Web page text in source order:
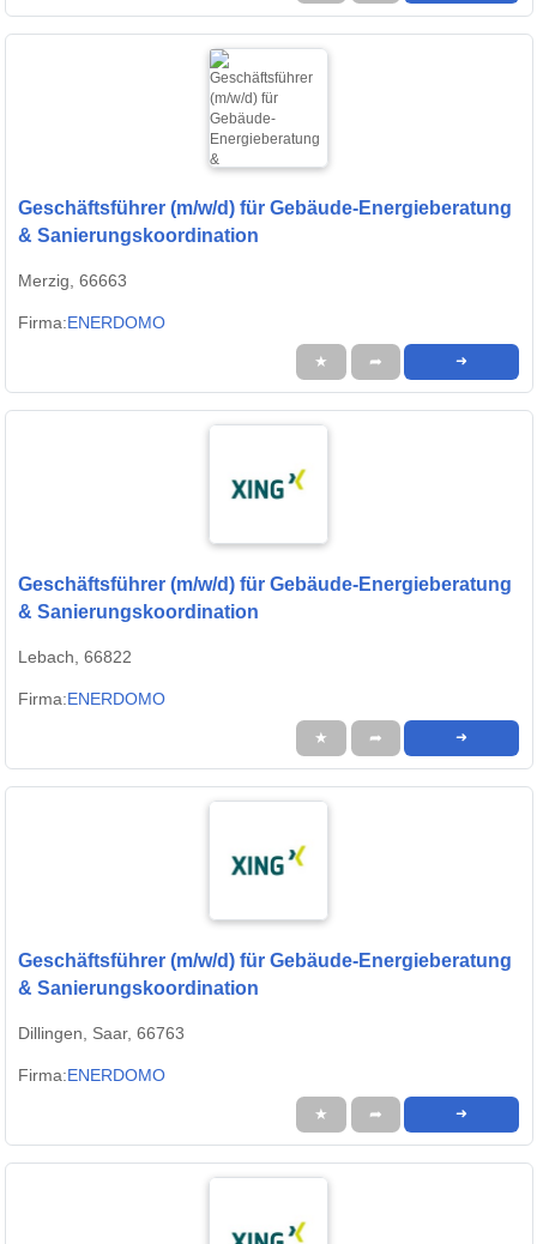
Geschäftsführer (m/w/d) für Gebäude-Energieberatung
& Sanierungskoordination
Merzig, 66663
Firma:ENERDOMO
★ ➦ ➜
Geschäftsführer (m/w/d) für Gebäude-Energieberatung
& Sanierungskoordination
Lebach, 66822
Firma:ENERDOMO
★ ➦ ➜
Geschäftsführer (m/w/d) für Gebäude-Energieberatung
& Sanierungskoordination
Dillingen, Saar, 66763
Firma:ENERDOMO
★ ➦ ➜